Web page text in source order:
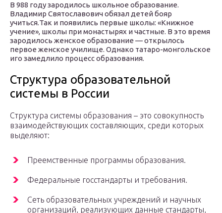
В 988 году зародилось школьное образование.
Владимир Святославович обязал детей бояр
учиться.Так и появились первые школы: «Книжное
учение», школы при монастырях и частные. В это время
зародилось женское образование — открылось
первое женское училище. Однако татаро-монгольское
иго замедлило процесс образования.
Структура образовательной
системы в России
Структура системы образования – это совокупность
взаимодействующих составляющих, среди которых
выделяют:
Преемственные программы образования.
Федеральные госстандарты и требования.
Сеть образовательных учреждений и научных
организаций, реализующих данные стандарты,